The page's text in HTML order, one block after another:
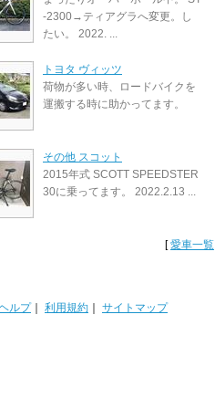
-2300→ティアグラへ変更。し
たい。 2022. ...
トヨタ ヴィッツ
荷物が多い時、ロードバイクを
運搬する時に助かってます。
その他 スコット
2015年式 SCOTT SPEEDSTER
30に乗ってます。 2022.2.13 ...
[愛車一覧
ルプ｜ 利用規約 サイトマップ